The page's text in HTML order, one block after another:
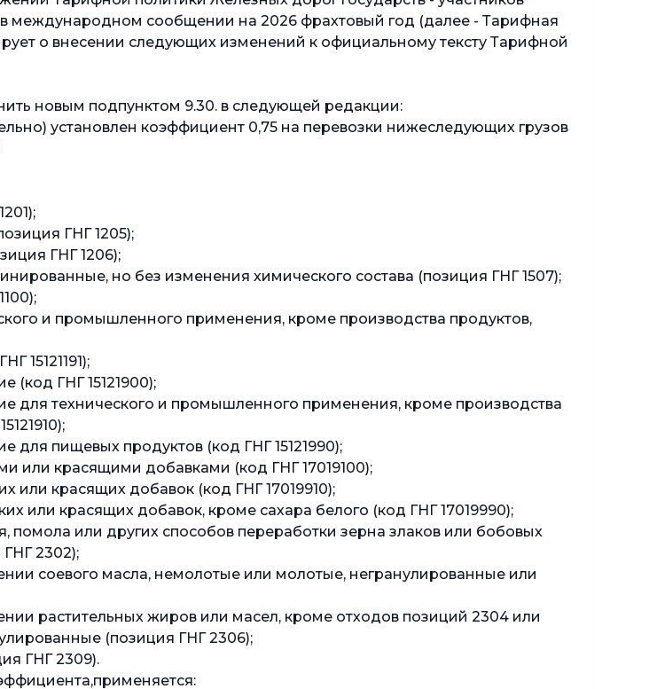
международном сообщении на 2026 фрахтовый год (далее - Тарифная
о внесении следующих изменений к официальному тексту Тарифной
новым подпунктом 9.30. в следующей редакции:
установлен коэффициент 0,75 на перевозки нижеследующих грузов
ГНГ 1205);
ГНГ 1206);
но без изменения химического состава (позиция ГНГ 1507);
и промышленного применения, кроме производства продуктов,
15121191);
ГНГ 15121900);
технического и промышленного применения, кроме производства
пищевых продуктов (код ГНГ 15121990);
или красящими добавками (код ГНГ 17019100);
или красящих добавок (код ГНГ 17019910);
или красящих добавок, кроме сахара белого (код ГНГ 17019990);
помола или других способов переработки зерна злаков или бобовых
2302);
соевого масла, немолотые или молотые, негранулированные или
растительных жиров или масел, кроме отходов позиций 2304 или
(позиция ГНГ 2306);
ГНГ 2309).